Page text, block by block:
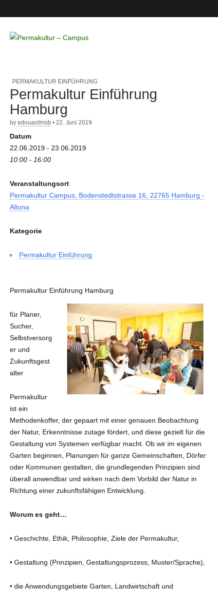
– Campus
PERMAKULTUR EINFÜHRUNG
Permakultur Einführung
Hamburg
by edouardmsb • 22. Juni 2019
Datum
22.06.2019 - 23.06.2019
10:00 - 16:00
Veranstaltungsort
Permakultur Campus, Bodenstedtstrasse 16, 22765 Hamburg -
Altona
Kategorie
Permakultur Einführung
Permakultur Einführung Hamburg
für Planer,
Sucher,
Selbstversorg
er und
Zukunftsgest
alter
Permakultur
ist ein
Methodenkoffer, der gepaart mit einer genauen Beobachtung
der Natur, Erkenntnisse zutage fördert, und diese gezielt für die
Gestaltung von Systemen verfügbar macht. Ob wir im eigenen
Garten beginnen, Planungen für ganze Gemeinschaften, Dörfer
oder Kommunen gestalten, die grundlegenden Prinzipien sind
überall anwendbar und wirken nach dem Vorbild der Natur in
Richtung einer zukunftsfähigen Entwicklung.
Worum es geht…
• Geschichte, Ethik, Philosophie, Ziele der Permakultur,
• Gestaltung (Prinzipien, Gestaltungsprozess, Muster/Sprache),
• die Anwendungsgebiete Garten, Landwirtschaft und